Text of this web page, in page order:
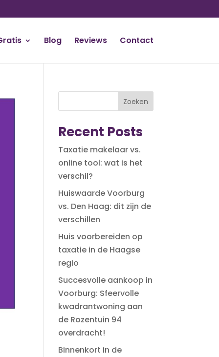
Blog Reviews Contact
Zoeken
Recent Posts
Taxatie makelaar vs.
online tool: wat is het
verschil?
Huiswaarde Voorburg
vs. Den Haag: dit zijn de
verschillen
Huis voorbereiden op
taxatie in de Haagse
regio
Succesvolle aankoop in
Voorburg: Sfeervolle
kwadrantwoning aan
de Rozentuin 94
overdracht!
Binnenkort in de